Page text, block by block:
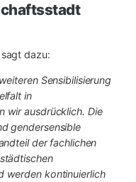
dazu:
Sensibilisierung
in
wir ausdrücklich. Die
gendersensible
der fachlichen
werden kontinuierlich